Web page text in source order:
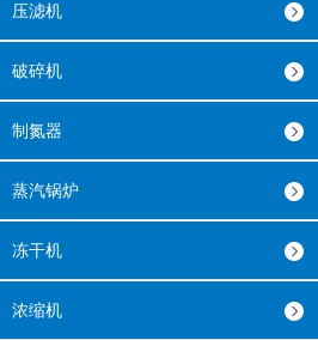
压滤机
破碎机
制氮器
蒸汽锅炉
冻干机
浓缩机